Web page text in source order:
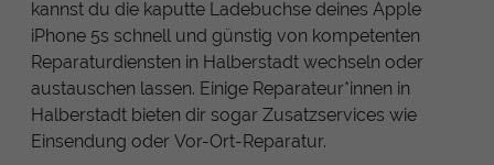
kannst du die kaputte Ladebuchse deines Apple
iPhone 5s schnell und günstig von kompetenten
Reparaturdiensten in Halberstadt wechseln oder
austauschen lassen. Einige Reparateur*innen in
Halberstadt bieten dir sogar Zusatzservices wie
Einsendung oder Vor-Ort-Reparatur.